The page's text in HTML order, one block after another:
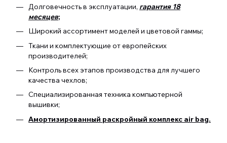
Долговечность в эксплуатации, гарантия 18
месяцев;
Широкий ассортимент моделей и цветовой гаммы;
Ткани и комплектующие от европейских
производителей;
Контроль всех этапов производства для лучшего
качества чехлов;
Специализированная техника компьютерной
вышивки;
Амортизированный раскройный комплекс air bag.